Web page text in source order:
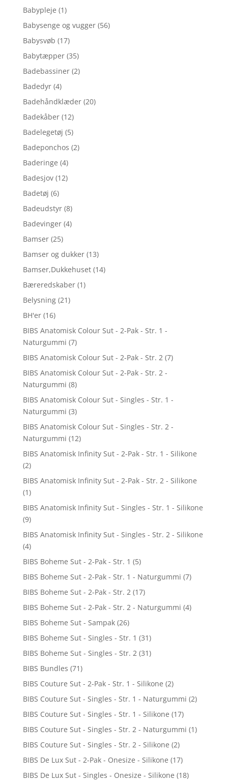
Babypleje (1)
Babysenge og vugger (56)
Babysvøb (17)
Babytæpper (35)
Badebassiner (2)
Badedyr (4)
Badehåndklæder (20)
Badekåber (12)
Badelegetøj (5)
Badeponchos (2)
Baderinge (4)
Badesjov (12)
Badetøj (6)
Badeudstyr (8)
Badevinger (4)
Bamser (25)
Bamser og dukker (13)
Bamser,Dukkehuset (14)
Bæreredskaber (1)
Belysning (21)
BH'er (16)
BIBS Anatomisk Colour Sut - 2-Pak - Str. 1 -
Naturgummi (7)
BIBS Anatomisk Colour Sut - 2-Pak - Str. 2 (7)
BIBS Anatomisk Colour Sut - 2-Pak - Str. 2 -
Naturgummi (8)
BIBS Anatomisk Colour Sut - Singles - Str. 1 -
Naturgummi (3)
BIBS Anatomisk Colour Sut - Singles - Str. 2 -
Naturgummi (12)
BIBS Anatomisk Infinity Sut - 2-Pak - Str. 1 - Silikone
(2)
BIBS Anatomisk Infinity Sut - 2-Pak - Str. 2 - Silikone
(1)
BIBS Anatomisk Infinity Sut - Singles - Str. 1 - Silikone
(9)
BIBS Anatomisk Infinity Sut - Singles - Str. 2 - Silikone
(4)
BIBS Boheme Sut - 2-Pak - Str. 1 (5)
BIBS Boheme Sut - 2-Pak - Str. 1 - Naturgummi (7)
BIBS Boheme Sut - 2-Pak - Str. 2 (17)
BIBS Boheme Sut - 2-Pak - Str. 2 - Naturgummi (4)
BIBS Boheme Sut - Sampak (26)
BIBS Boheme Sut - Singles - Str. 1 (31)
BIBS Boheme Sut - Singles - Str. 2 (31)
BIBS Bundles (71)
BIBS Couture Sut - 2-Pak - Str. 1 - Silikone (2)
BIBS Couture Sut - Singles - Str. 1 - Naturgummi (2)
BIBS Couture Sut - Singles - Str. 1 - Silikone (17)
BIBS Couture Sut - Singles - Str. 2 - Naturgummi (1)
BIBS Couture Sut - Singles - Str. 2 - Silikone (2)
BIBS De Lux Sut - 2-Pak - Onesize - Silikone (17)
BIBS De Lux Sut - Singles - Onesize - Silikone (18)